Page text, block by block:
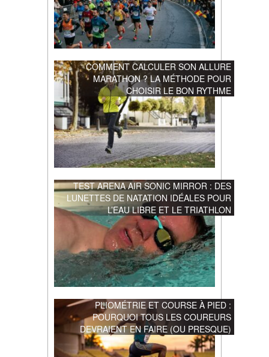
COMMENT CALCULER SON ALLURE
MARATHON ? LA MÉTHODE POUR
CHOISIR LE BON RYTHME
TEST ARENA AIR SONIC MIRROR : DES
LUNETTES DE NATATION IDÉALES POUR
L’EAU LIBRE ET LE TRIATHLON
PLIOMÉTRIE ET COURSE À PIED :
POURQUOI TOUS LES COUREURS
DEVRAIENT EN FAIRE (OU PRESQUE)